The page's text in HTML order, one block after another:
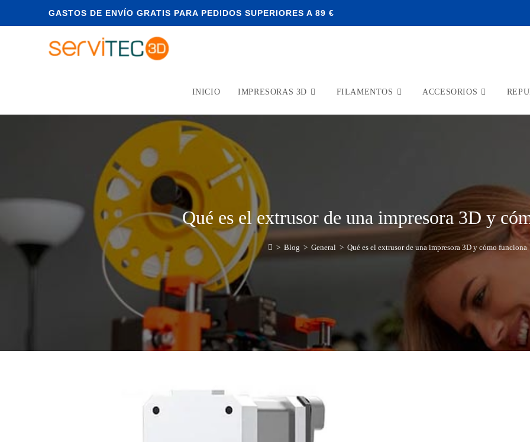
GASTOS DE ENVÍO GRATIS PARA PEDIDOS SUPERIORES A 89 €
INICIO IMPRESORAS 3D FILAMENTOS ACCESORIOS
Qué es el extrusor de una impresora 3D y
> Blog > General > Qué es el extrusor de una impresora 3D y cómo funciona